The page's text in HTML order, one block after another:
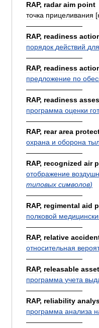
RAP, radar aim point
точка прицеливания [
————————
RAP, readiness
порядок действий для
————————
RAP, readiness
предложение по
————————
RAP, readiness
программа оценки
————————
RAP, rear area
охрана и оборона
————————
RAP, recognized air
отображение
типовых символов)
————————
RAP, regimental aid
полковой
————————
RAP, relative
относительная
————————
RAP, releasable
программа учета
————————
RAP, reliability
программа анализа
————————